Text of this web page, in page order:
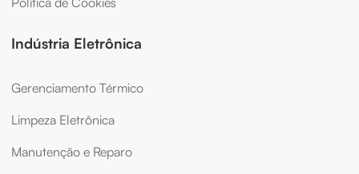
Indústria Eletrônica
Gerenciamento Térmico
Limpeza Eletrônica
Manutenção e Reparo